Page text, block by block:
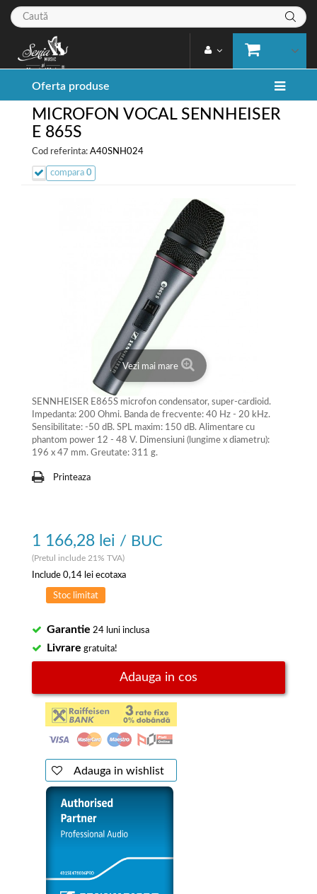
Oferta produse
MICROFON VOCAL SENNHEISER
E 865S
Cod referinta: A40SNH024
compara 0
Vezi mai mare
SENNHEISER E865S microfon condensator, super-cardioid.
Impedanta: 200 Ohmi. Banda de frecvente: 40 Hz - 20 kHz.
Sensibilitate: -50 dB. SPL maxim: 150 dB. Alimentare cu
phantom power 12 - 48 V. Dimensiuni (lungime x diametru):
196 x 47 mm. Greutate: 311 g.
Printeaza
1 166,28 lei / BUC
(Pretul include 21% TVA)
Include 0,14 lei ecotaxa
Stoc limitat
Garantie 24 luni inclusa
Livrare gratuita!
Adauga in cos
Adauga in wishlist